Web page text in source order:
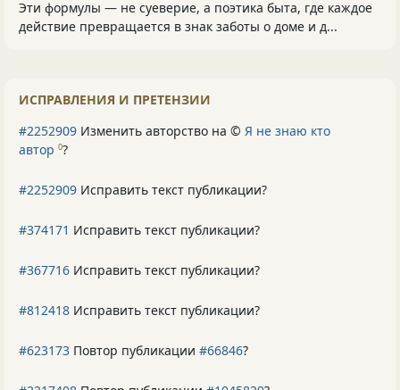
Эти формулы — не суеверие, а поэтика быта, где каждое
действие превращается в знак заботы о доме и д...
ИСПРАВЛЕНИЯ И ПРЕТЕНЗИИ
#2252909 Изменить авторство на © Я не знаю кто
автор 0?
#2252909 Исправить текст публикации?
#374171 Исправить текст публикации?
#367716 Исправить текст публикации?
#812418 Исправить текст публикации?
#623173 Повтор публикации #66846?